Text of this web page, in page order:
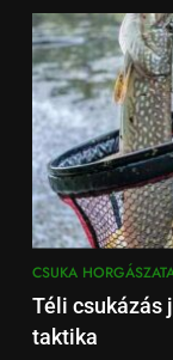
CSUKA
Téli csukázás
taktika